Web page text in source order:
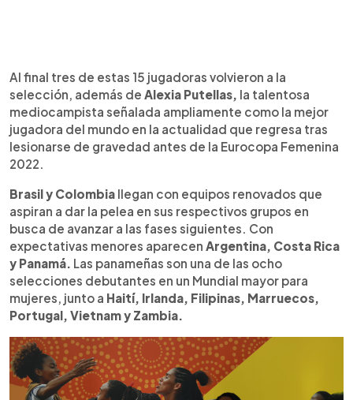
Al final tres de estas 15 jugadoras volvieron a la
selección, además de Alexia Putellas, la talentosa
mediocampista señalada ampliamente como la mejor
jugadora del mundo en la actualidad que regresa tras
lesionarse de gravedad antes de la Eurocopa Femenina
2022.
Brasil y Colombia llegan con equipos renovados que
aspiran a dar la pelea en sus respectivos grupos en
busca de avanzar a las fases siguientes. Con
expectativas menores aparecen Argentina, Costa Rica
y Panamá. Las panameñas son una de las ocho
selecciones debutantes en un Mundial mayor para
mujeres, junto a Haití, Irlanda, Filipinas, Marruecos,
Portugal, Vietnam y Zambia.